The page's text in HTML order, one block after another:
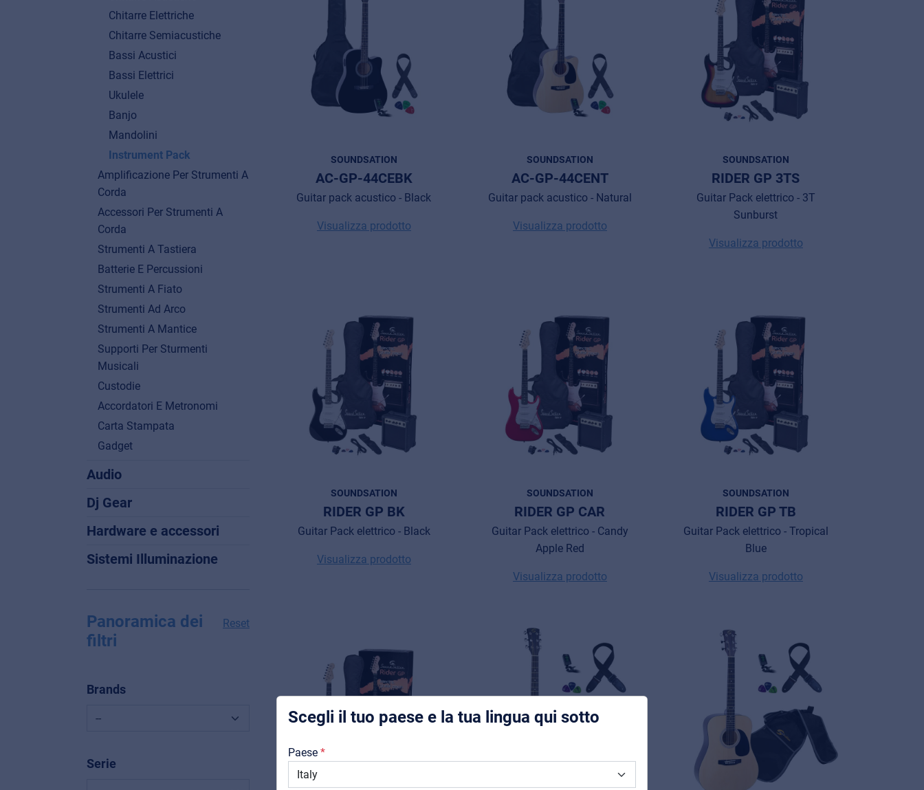
Scegli il tuo paese e la tua lingua qui sotto
Paese
Installers | Rental companies | System integrators
Downloads
Cataloghi
Chitarre Elettriche
Chitarre Semiacustiche
Bassi Acustici
Bassi Elettrici
Ukulele
Banjo
Mandolini
Instrument Pack
Amplificazione Per Strumenti A
Corda
Accessori Per Strumenti A
Corda
Strumenti A Tastiera
Batterie E Percussioni
Strumenti A Fiato
Strumenti Ad Arco
Strumenti A Mantice
Supporti Per Sturmenti
Musicali
Custodie
Accordatori E Metronomi
Carta Stampata
Gadget
Audio
Dj Gear
Hardware e accessori
Sistemi Illuminazione
Panoramica dei
filtri
Reset
Brands
Serie
SOUNDSATION
AC-GP-44CEBK
Guitar pack acustico - Black
Visualizza prodotto
SOUNDSATION
AC-GP-44CENT
Guitar pack acustico - Natural
Visualizza prodotto
SOUNDSATION
RIDER GP 3TS
Guitar Pack elettrico - 3T
Sunburst
Visualizza prodotto
SOUNDSATION
RIDER GP BK
Guitar Pack elettrico - Black
Visualizza prodotto
SOUNDSATION
RIDER GP CAR
Guitar Pack elettrico - Candy
Apple Red
Visualizza prodotto
SOUNDSATION
RIDER GP TB
Guitar Pack elettrico - Tropical
Blue
Visualizza prodotto